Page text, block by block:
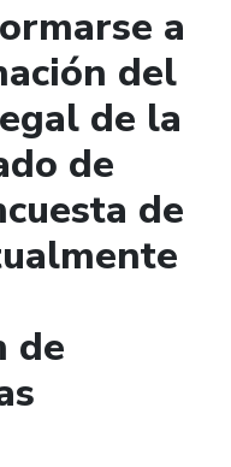
a
del
de la
de
de
de